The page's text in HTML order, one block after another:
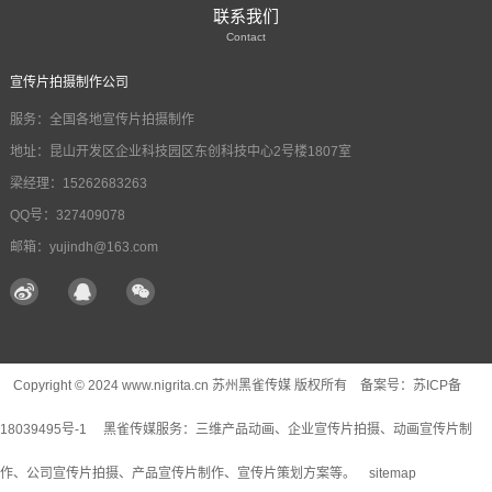
联系我们
Contact
宣传片拍摄制作公司
服务：全国各地宣传片拍摄制作
地址：昆山开发区企业科技园区东创科技中心2号楼1807室
梁经理：15262683263
QQ号：327409078
邮箱：yujindh@163.com
Copyright © 2024 www.nigrita.cn 苏州黑雀传媒 版权所有 备案号： 苏ICP备
18039495号-1 黑雀传媒服务： 三维产品动画、企业宣传片拍摄、动画宣传片制
作、公司宣传片拍摄、产品宣传片制作、宣传片策划方案等。 sitemap